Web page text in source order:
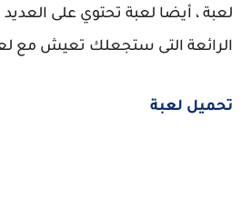
لعبة ، أيضا لعبة تحتوي على
الرائعة التى ستجعلك تعيش مع
تحميل لعبة